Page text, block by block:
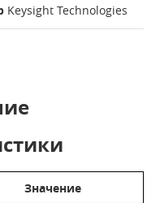
Keysight Technologies
Значение